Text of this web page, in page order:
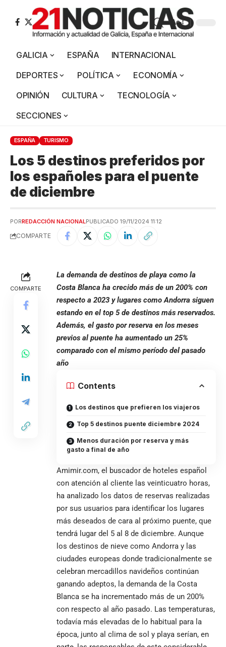
Aa
GALICIA ESPAÑA
INTERNACIONAL
DEPORTES
POLÍTICA
ECONOMÍA
OPINIÓN
CULTURA
TECNOLOGÍA
SECCIONES
ESPAÑA TURISMO
Los 5 destinos preferidos por
los españoles para el puente
de diciembre
PORREDACCIÓN NACIONALPUBLICADO 19/11/2024 11:12
COMPARTE
COMPARTE
La demanda de destinos de playa como la
Costa Blanca ha crecido más de un 200% con
respecto a 2023 y lugares como Andorra siguen
estando en el top 5 de destinos más reservados.
Además, el gasto por reserva en los meses
previos al puente ha aumentado un 25%
comparado con el mismo período del pasado
año
Contents
Los destinos que prefieren los viajeros
Top 5 destinos puente diciembre 2024
Menos duración por reserva y más
gasto a final de año
Amimir.com, el buscador de hoteles español
con atención al cliente las veinticuatro horas,
ha analizado los datos de reservas realizadas
por sus usuarios para identificar los lugares
más deseados de cara al próximo puente, que
tendrá lugar del 5 al 8 de diciembre. Aunque
los destinos de nieve como Andorra y las
ciudades europeas donde tradicionalmente se
celebran mercadillos navideños continúan
ganando adeptos, la demanda de la Costa
Blanca se ha incrementado más de un 200%
con respecto al año pasado. Las temperaturas,
todavía más elevadas de lo habitual para la
época, junto al clima de sol y playa serían, en